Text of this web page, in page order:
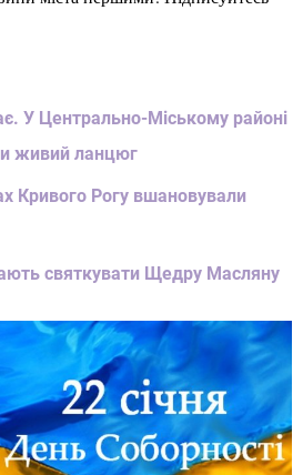
У Центрально-Міському районі
живий ланцюг
Кривого Рогу вшановували
святкувати Щедру Масляну